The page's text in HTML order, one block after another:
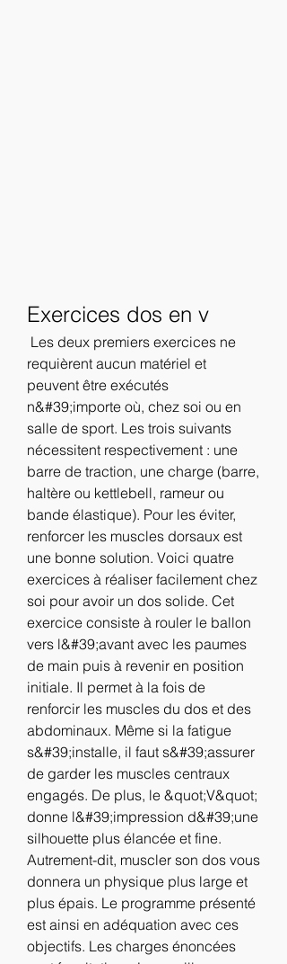
Exercices dos en v
requièrent aucun matériel et
peuvent être exécutés
n&#39;importe où, chez soi ou en
salle de sport. Les trois suivants
nécessitent respectivement : une
barre de traction, une charge (barre,
haltère ou kettlebell, rameur ou
bande élastique). Pour les éviter,
renforcer les muscles dorsaux est
une bonne solution. Voici quatre
exercices à réaliser facilement chez
soi pour avoir un dos solide. Cet
exercice consiste à rouler le ballon
vers l&#39;avant avec les paumes
de main puis à revenir en position
initiale. Il permet à la fois de
renforcir les muscles du dos et des
abdominaux. Même si la fatigue
s&#39;installe, il faut s&#39;assurer
de garder les muscles centraux
engagés. De plus, le &quot;V&quot;
donne l&#39;impression d&#39;une
silhouette plus élancée et fine.
Autrement-dit, muscler son dos vous
donnera un physique plus large et
plus épais. Le programme présenté
est ainsi en adéquation avec ces
objectifs. Les charges énoncées